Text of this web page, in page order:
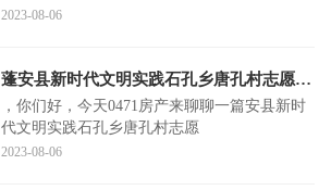
2023-08-06
蓬安县新时代文明实践石孔乡唐孔村志愿服务小队(关于蓬安县新时代文明实践石孔乡唐孔村志愿服务小队简述)
，你们好，今天0471房产来聊聊一篇安县新时
代文明实践石孔乡唐孔村志愿
2023-08-06